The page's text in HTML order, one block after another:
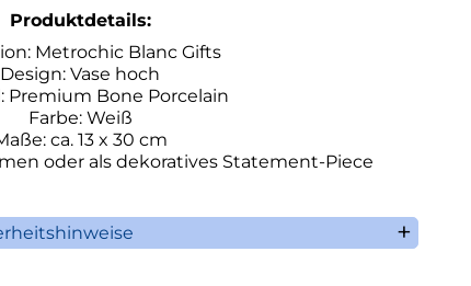
Produktdetails:
Metrochic Blanc Gifts
Design: Vase hoch
Premium Bone Porcelain
Farbe: Weiß
ca. 13 x 30 cm
oder als dekoratives Statement-Piece